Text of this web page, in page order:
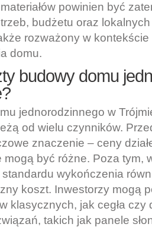
powinien być
budżetu oraz
rozważony w kontekście
domu.
budowy domu
jednorodzinnego w
od wielu czynników.
znaczenie – ceny
być różne. Poza tym,
wykończenia
koszt. Inwestorzy mogą
klasycznych, jak cegła czy
takich jak panele